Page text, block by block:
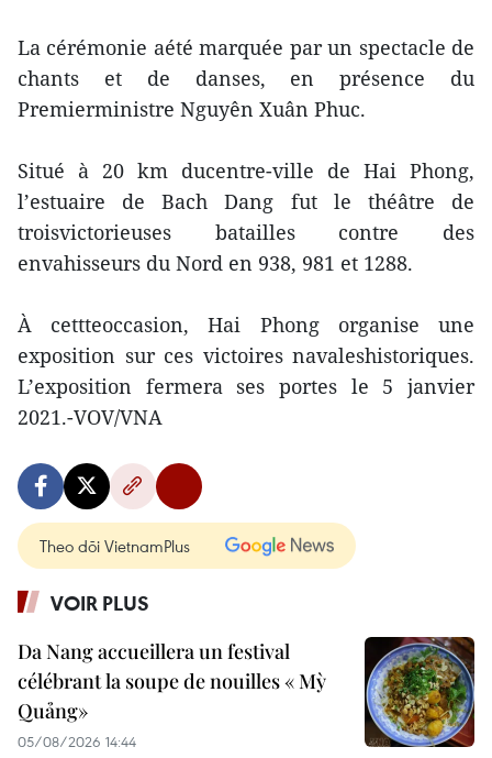
La cérémonie aété marquée par un spectacle de
chants et de danses, en présence du
Premierministre Nguyên Xuân Phuc.
Situé à 20 km ducentre-ville de Hai Phong,
l’estuaire de Bach Dang fut le théâtre de
troisvictorieuses batailles contre des
envahisseurs du Nord en 938, 981 et 1288.
À cettteoccasion, Hai Phong organise une
exposition sur ces victoires navaleshistoriques.
L’exposition fermera ses portes le 5 janvier
2021.-VOV/VNA
Theo dõi VietnamPlus
VOIR PLUS
Da Nang accueillera un festival
célébrant la soupe de nouilles « Mỳ
Quảng»
05/08/2026 14:44